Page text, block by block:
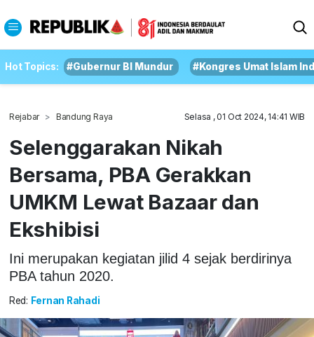
Hot Topics: #Gubernur BI Mundur #Kongres Umat Islam
Rejabar Bandung Raya Selasa , 01 Oct 2024, 14:41 WIB
Selenggarakan Nikah
Bersama, PBA Gerakkan
UMKM Lewat Bazaar dan
Ekshibisi
Ini merupakan kegiatan jilid 4 sejak berdirinya
PBA tahun 2020.
Red: Fernan Rahadi